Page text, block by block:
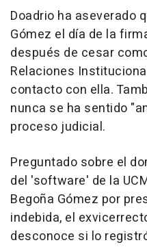
Doadrio ha aseverado
Gómez el día de la
después de cesar
Relaciones
contacto con ella.
nunca se ha sentido
proceso judicial.
Preguntado sobre el
del 'software' de la
Begoña Gómez por
indebida, el
desconoce si lo